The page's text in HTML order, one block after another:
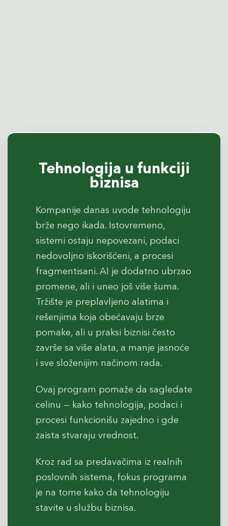
Tehnologija u funkciji
biznisa
Kompanije danas uvode tehnologiju
brže nego ikada. Istovremeno,
sistemi ostaju nepovezani, podaci
nedovoljno iskorišćeni, a procesi
fragmentisani. AI je dodatno ubrzao
promene, ali i uneo još više šuma.
Tržište je preplavljeno alatima i
rešenjima koja obećavaju brze
pomake, ali u praksi biznisi često
završe sa više alata, a manje jasnoće
i sve složenijim načinom rada.
Ovaj program pomaže da sagledate
celinu — kako tehnologija, podaci i
procesi funkcionišu zajedno i gde
zaista stvaraju vrednost.
Kroz rad sa predavačima iz realnih
poslovnih sistema, fokus programa
je na tome kako da tehnologiju
stavite u službu biznisa.